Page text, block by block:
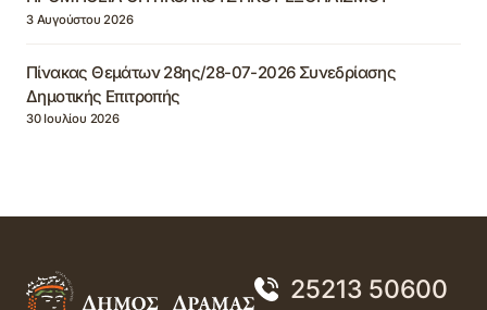
3 Αυγούστου 2026
Πίνακας Θεμάτων 28ης/28-07-2026 Συνεδρίασης
Δημοτικής Επιτροπής
30 Ιουλίου 2026
25213 50600